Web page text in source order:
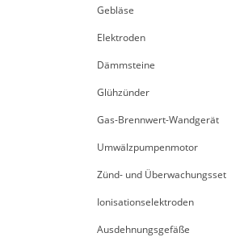
Gebläse
Elektroden
Dämmsteine
Glühzünder
Gas-Brennwert-Wandgerät
Umwälzpumpenmotor
Zünd- und Überwachungsset
Ionisationselektroden
Ausdehnungsgefäße